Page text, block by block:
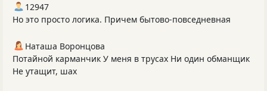
12947
Но это просто логика. Причем бытово-повседневная
Наташа Воронцова
Потайной карманчик У меня в трусах Ни один обманщик
Не утащит, шах